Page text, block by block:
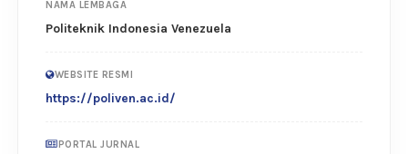
NAMA LEMBAGA
Politeknik Indonesia Venezuela
WEBSITE RESMI
https://poliven.ac.id/
PORTAL JURNAL